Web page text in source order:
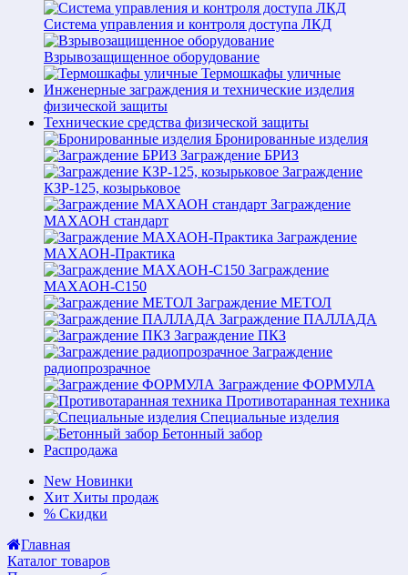
Система управления и контроля доступа ЛКД
Взрывозащищенное оборудование
Термошкафы уличные
Инженерные заграждения и технические изделия
физической защиты
Технические средства физической защиты
Бронированные изделия
Заграждение БРИЗ
Заграждение
КЗР-125, козырьковое
Заграждение
МАХАОН стандарт
Заграждение
МАХАОН-Практика
Заграждение
МАХАОН-С150
Заграждение МЕТОЛ
Заграждение ПАЛЛАДА
Заграждение ПКЗ
Заграждение
радиопрозрачное
Заграждение ФОРМУЛА
Противотаранная техника
Специальные изделия
Бетонный забор
Распродажа
New Новинки
Хит Хиты продаж
% Скидки
Главная
Каталог товаров